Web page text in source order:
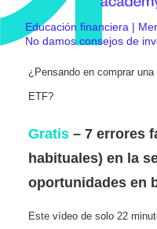
Educación financiera |
No damos consejos de
¿Pensando en comprar
ETF?
Gratis – 7 errores
habituales) en la
oportunidades en
Este vídeo de solo 22